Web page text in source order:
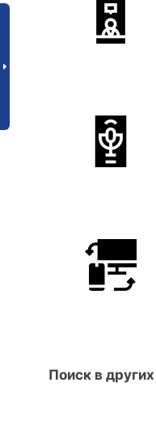
Поиск в